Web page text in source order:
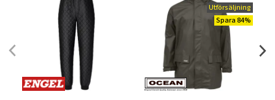
Utförsäljning
Spara 84%